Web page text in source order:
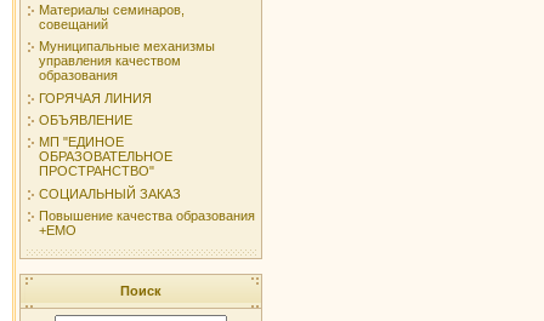
Материалы семинаров,
совещаний
Муниципальные механизмы
управления качеством
образования
ГОРЯЧАЯ ЛИНИЯ
ОБЪЯВЛЕНИЕ
МП "ЕДИНОЕ
ОБРАЗОВАТЕЛЬНОЕ
ПРОСТРАНСТВО"
СОЦИАЛЬНЫЙ ЗАКАЗ
Повышение качества образования
+ЕМО
Поиск